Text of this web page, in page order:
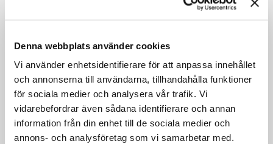
Denna webbplats använder cookies
Vi använder enhetsidentifierare för att anpassa innehållet
och annonserna till användarna, tillhandahålla funktioner
för sociala medier och analysera vår trafik. Vi
vidarebefordrar även sådana identifierare och annan
information från din enhet till de sociala medier och
annons- och analysföretag som vi samarbetar med.
Marknad / kommunikation